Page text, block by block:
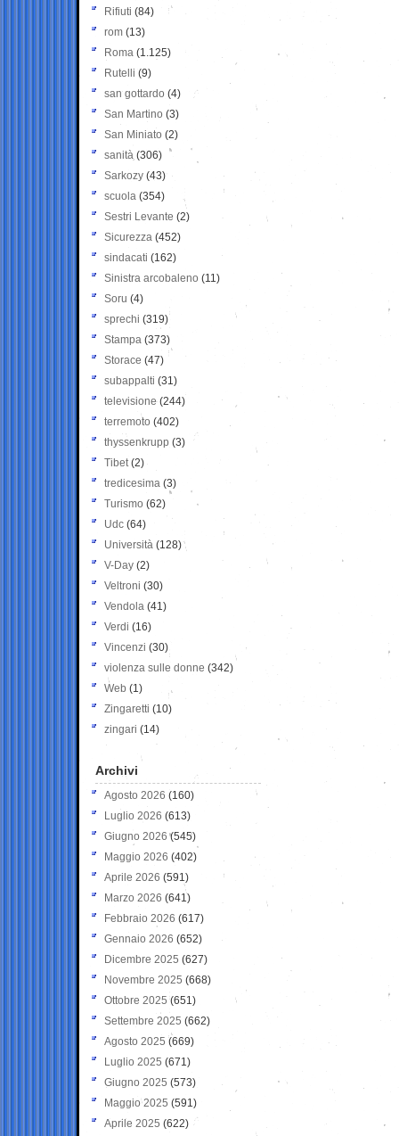
Rifiuti (84)
rom (13)
Roma (1.125)
Rutelli (9)
san gottardo (4)
San Martino (3)
San Miniato (2)
sanità (306)
Sarkozy (43)
scuola (354)
Sestri Levante (2)
Sicurezza (452)
sindacati (162)
Sinistra arcobaleno (11)
Soru (4)
sprechi (319)
Stampa (373)
Storace (47)
subappalti (31)
televisione(244)
terremoto (402)
thyssenkrupp (3)
Tibet(2)
tredicesima (3)
Turismo (62)
Udc (64)
Università (128)
V-Day (2)
Veltroni (30)
Vendola (41)
Verdi (16)
Vincenzi (30)
violenza sulle donne (342)
Web (1)
Zingaretti (10)
zingari (14)
Archivi
Agosto 2026 (160)
Luglio 2026 (613)
Giugno 2026 (545)
Maggio 2026 (402)
Aprile 2026 (591)
Marzo 2026 (641)
Febbraio 2026 (617)
Gennaio 2026 (652)
Dicembre 2025 (627)
Novembre 2025 (668)
Ottobre 2025 (651)
Settembre 2025 (662)
Agosto 2025 (669)
Luglio 2025 (671)
Giugno 2025 (573)
Maggio 2025 (591)
Aprile 2025 (622)